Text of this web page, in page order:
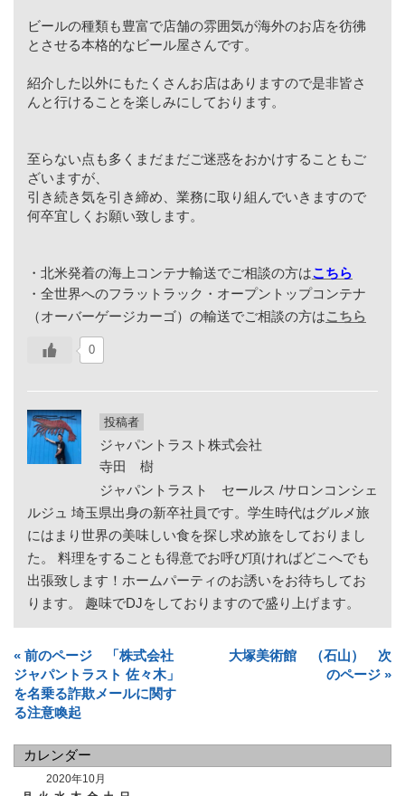
ビールの種類も豊富で店舗の雰囲気が海外のお店を彷彿
とさせる本格的なビール屋さんです。
紹介した以外にもたくさんお店はありますので是非皆さ
んと行けることを楽しみにしております。
至らない点も多くまだまだご迷惑をおかけすることもご
ざいますが、
引き続き気を引き締め、業務に取り組んでいきますので
何卒宜しくお願い致します。
・北米発着の海上コンテナ輸送でご相談の方はこちら
・全世界へのフラットラック・オープントップコンテナ
（オーバーゲージカーゴ）の輸送でご相談の方はこちら
0
投稿者
ジャパントラスト株式会社
寺田 樹
ジャパントラスト セールス /サロンコンシェ
ルジュ 埼玉県出身の新卒社員です。学生時代はグルメ旅
にはまり世界の美味しい食を探し求め旅をしておりまし
た。 料理をすることも得意でお呼び頂ければどこへでも
出張致します！ホームパーティのお誘いをお待ちしてお
ります。 趣味でDJをしておりますので盛り上げます。
« 前のページ 「株式会社
ジャパントラスト 佐々木」
を名乗る詐欺メールに関す
る注意喚起
大塚美術館 （石山） 次
のページ »
カレンダー
2020年10月